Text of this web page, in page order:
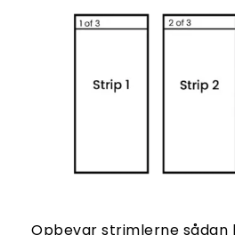
Opbevar strimlerne